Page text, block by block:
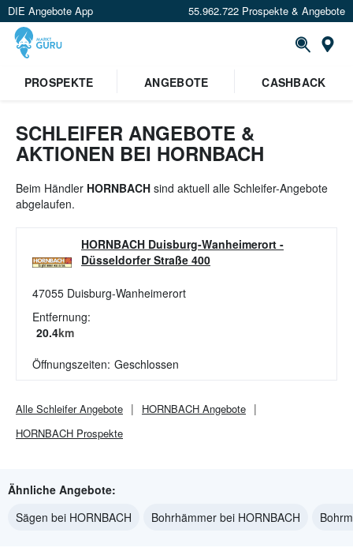
DIE Angebote App 55.962.722 Prospekte & Angebote
Standort festlegen
PROSPEKTE ANGEBOTE CASHBACK
SCHLEIFER ANGEBOTE &
AKTIONEN BEI HORNBACH
Beim Händler HORNBACH sind aktuell alle Schleifer-Angebote
abgelaufen.
HORNBACH Duisburg-Wanheimerort -
Düsseldorfer Straße 400
47055 Duisburg-Wanheimerort
Entfernung:
20.4km
Öffnungszeiten: Geschlossen
Alle SchleiferAngebote HORNBACH Angebote
HORNBACH Prospekte
Ähnliche Angebote:
Sägen bei HORNBACH
Bohrhämmer bei HORNBACH